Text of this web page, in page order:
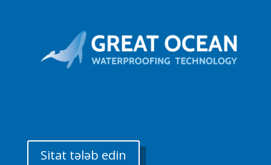
Sitat tələb edin